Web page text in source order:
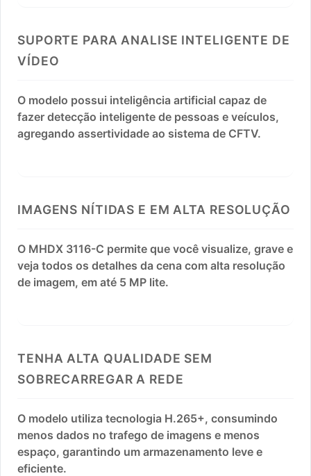
SUPORTE PARA ANALISE INTELIGENTE DE
VÍDEO
O modelo possui inteligência artificial capaz de
fazer detecção inteligente de pessoas e veículos,
agregando assertividade ao sistema de CFTV.
IMAGENS NÍTIDAS E EM ALTA RESOLUÇÃO
O MHDX 3116-C permite que você visualize, grave e
veja todos os detalhes da cena com alta resolução
de imagem, em até 5 MP lite.
TENHA ALTA QUALIDADE SEM
SOBRECARREGAR A REDE
O modelo utiliza tecnologia H.265+, consumindo
menos dados no trafego de imagens e menos
espaço, garantindo um armazenamento leve e
eficiente.